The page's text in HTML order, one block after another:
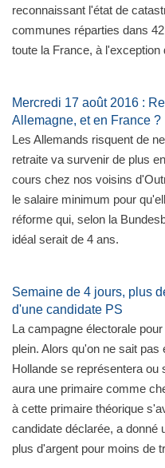
reconnaissant l'état de
communes réparties dans
toute la France, à l'exception
Mercredi 17 août 2016 :
Allemagne, et en France ?
Les Allemands risquent de
retraite va survenir de plus
cours chez nos voisins
le salaire minimum pour
réforme qui, selon la
idéal serait de 4 ans.
Semaine de 4 jours, plus
d'une candidate PS
La campagne électorale
plein. Alors qu'on ne sait
Hollande se représentera ou
aura une primaire comme
à cette primaire théorique
candidate déclarée, a donné
plus d'argent pour moins de